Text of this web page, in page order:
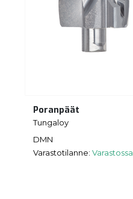
Poranpäät
Tungaloy
DMN
Varastotilanne: Varastossa